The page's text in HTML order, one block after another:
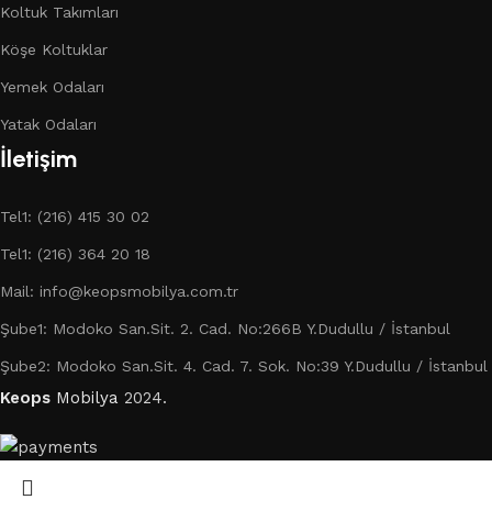
Koltuk Takımları
Köşe Koltuklar
Yemek Odaları
Yatak Odaları
İletişim
Tel1: (216) 415 30 02
Tel1: (216) 364 20 18
Mail: info@keopsmobilya.com.tr
Şube1: Modoko San.Sit. 2. Cad. No:266B Y.Dudullu / İstanbul
Şube2: Modoko San.Sit. 4. Cad. 7. Sok. No:39 Y.Dudullu / İstanbul
Keops Mobilya 2024.